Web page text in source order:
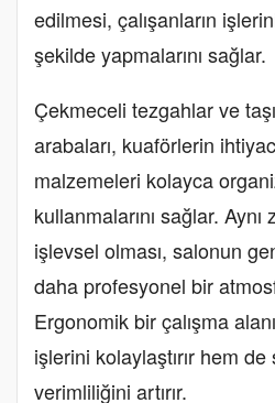
edilmesi, çalışanların
şekilde yapmalarını sağlar.
Çekmeceli tezgahlar ve
arabaları, kuaförlerin
malzemeleri kolayca
kullanmalarını sağlar.
işlevsel olması, salonun
daha profesyonel bir
Ergonomik bir çalışma
işlerini kolaylaştırır hem
verimliliğini artırır.